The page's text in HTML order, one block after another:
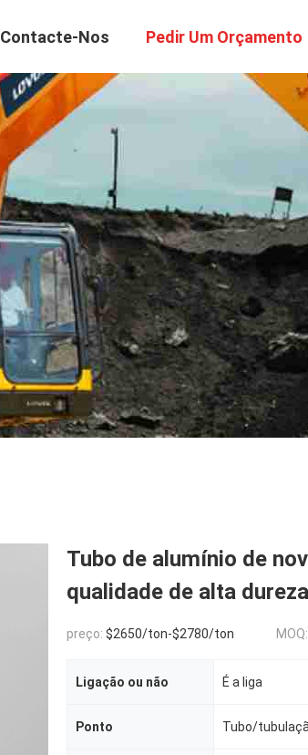
Contacte-Nos Pedir Um Orçamento
Tubo de alumínio de
qualidade de alta dureza
preço: $2650/ton-$2780/ton MOQ:
Ligação ou não É a liga
Ponto Tubo/